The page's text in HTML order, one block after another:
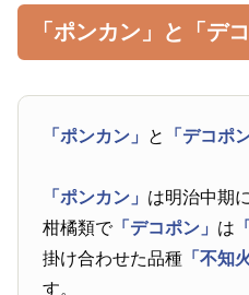
「ポンカン」と「デ
「ポンカン」 と 「デコポ
「ポンカン」 は明治中期
柑橘類で「デコポン」 は
掛け合わせた品種 「不知
す。